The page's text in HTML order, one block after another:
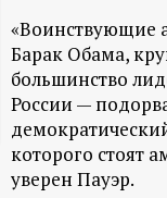
м
а
ц
«Воинствующие
Барак Обама,
большинство
России —
которого стоят
уверен Пауэр.